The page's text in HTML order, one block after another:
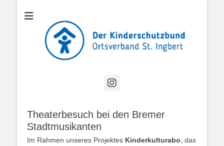
OV St. Ingbert
Instagram
Theaterbesuch bei den Bremer
Stadtmusikanten
Im Rahmen unseres Projektes Kinderkulturabo, das